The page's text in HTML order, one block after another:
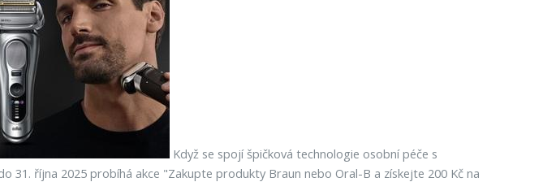
Když se spojí špičková technologie osobní péče s
31. října 2025 probíhá akce "Zakupte produkty Braun nebo Oral-B a získejte 200 Kč na